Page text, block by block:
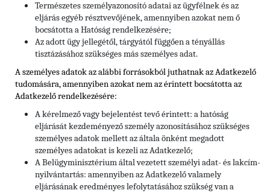
Természetes személyazonosító adatai az ügyfélnek és az
eljárás egyéb résztvevőjének, amennyiben azokat nem ő
bocsátotta a Hatóság rendelkezésére;
Az adott ügy jellegétől, tárgyától függően a tényállás
tisztázásához szükséges más személyes adat.
A személyes adatok az alábbi forrásokból juthatnak az Adatkezelő
tudomására, amennyiben azokat nem az érintett bocsátotta az
Adatkezelő rendelkezésére:
A kérelmező vagy bejelentést tevő érintett: a hatóság
eljárását kezdeményező személy azonosításához szükséges
személyes adatok mellett az általa önként megadott
személyes adatokat is kezeli az Adatkezelő;
A Belügyminisztérium által vezetett személyi adat- és lakcím-
nyilvántartás: amennyiben az Adatkezelő valamely
eljárásának eredményes lefolytatásához szükség van a